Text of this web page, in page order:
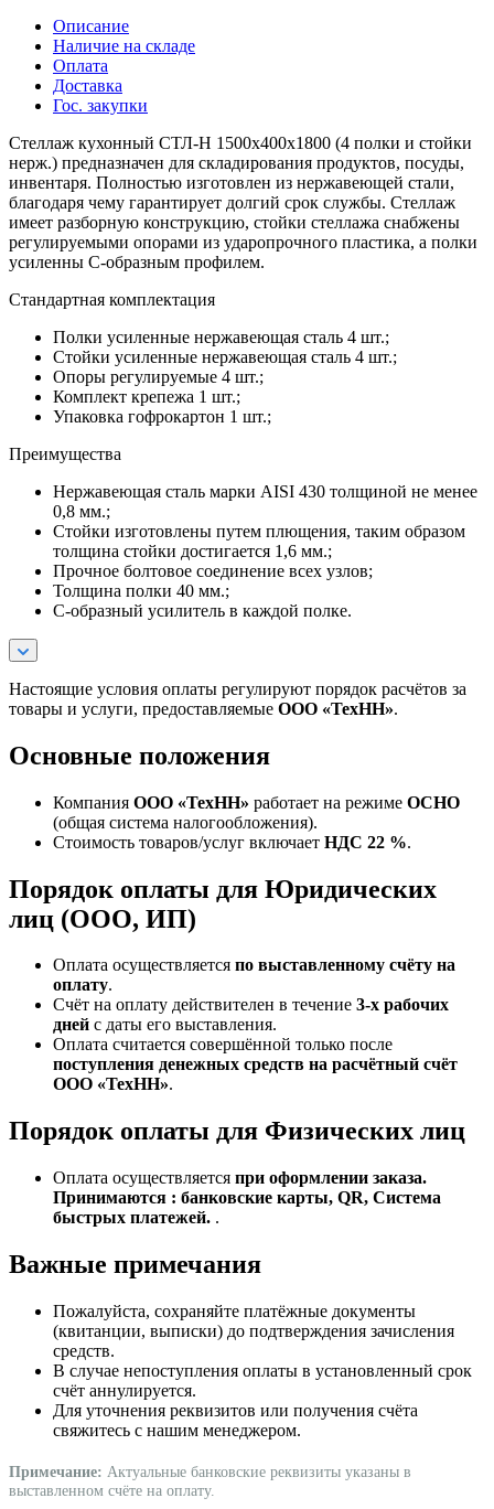
Описание
Наличие на складе
Оплата
Доставка
Гос. закупки
Стеллаж кухонный СТЛ-Н 1500х400х1800 (4 полки и стойки
нерж.) предназначен для складирования продуктов, посуды,
инвентаря. Полностью изготовлен из нержавеющей стали,
благодаря чему гарантирует долгий срок службы. Стеллаж
имеет разборную конструкцию, стойки стеллажа снабжены
регулируемыми опорами из ударопрочного пластика, а полки
усиленны С-образным профилем.
Стандартная комплектация
Полки усиленные нержавеющая сталь 4 шт.;
Стойки усиленные нержавеющая сталь 4 шт.;
Опоры регулируемые 4 шт.;
Комплект крепежа 1 шт.;
Упаковка гофрокартон 1 шт.;
Преимущества
Нержавеющая сталь марки AISI 430 толщиной не менее
0,8 мм.;
Стойки изготовлены путем плющения, таким образом
толщина стойки достигается 1,6 мм.;
Прочное болтовое соединение всех узлов;
Толщина полки 40 мм.;
С-образный усилитель в каждой полке.
Настоящие условия оплаты регулируют порядок расчётов за
товары и услуги, предоставляемые ООО «ТехНН».
Основные положения
Компания ООО «ТехНН» работает на режиме ОСНО
(общая система налогообложения).
Стоимость товаров/услуг включает НДС 22 %.
Порядок оплаты для Юридических
лиц (ООО, ИП)
Оплата осуществляется по выставленному счёту на
оплату.
Счёт на оплату действителен в течение 3‑х рабочих
дней с даты его выставления.
Оплата считается совершённой только после
поступления денежных средств на расчётный счёт
ООО «ТехНН».
Порядок оплаты для Физических лиц
Оплата осуществляется при оформлении заказа.
Принимаются : банковские карты, QR, Система
быстрых платежей. .
Важные примечания
Пожалуйста, сохраняйте платёжные документы
(квитанции, выписки) до подтверждения зачисления
средств.
В случае непоступления оплаты в установленный срок
счёт аннулируется.
Для уточнения реквизитов или получения счёта
свяжитесь с нашим менеджером.
Примечание: Актуальные банковские реквизиты указаны в
выставленном счёте на оплату.